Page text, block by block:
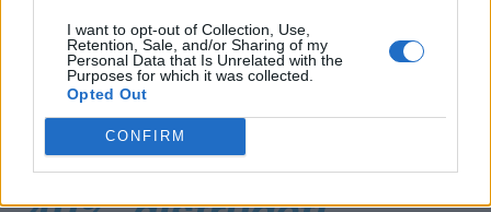
I want to opt-out of Collection, Use,
Retention, Sale, and/or Sharing of my
Personal Data that Is Unrelated with the
Purposes for which it was collected.
Opted Out
CONFIRM
Europa ne
avertizează: Dacă
majorați pensiile cu